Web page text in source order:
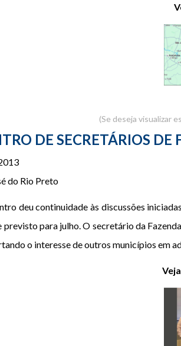
(Se deseja visualizar
DE SECRETÁRIOS
do Rio Preto
deu continuidade às discussões
para julho. O secretário da
o interesse de outros municípios em